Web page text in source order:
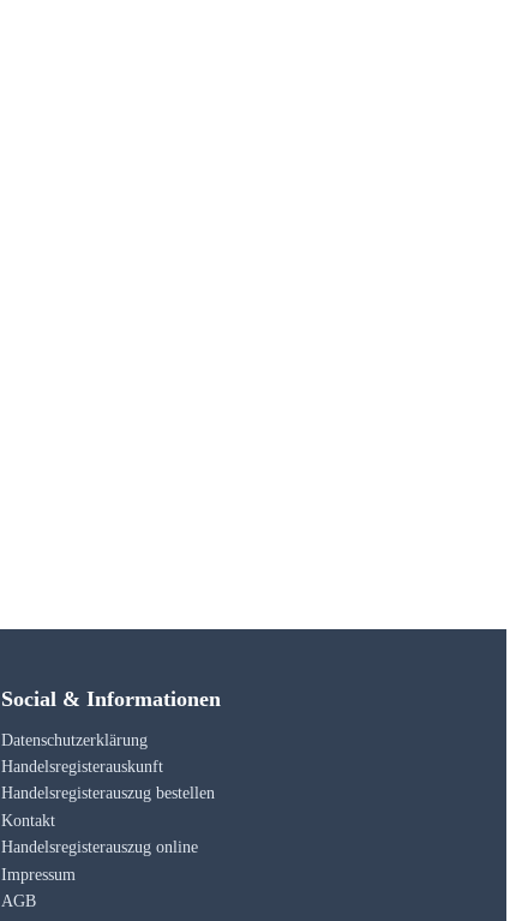
Social & Informationen
Datenschutzerklärung
Handelsregisterauskunft
Handelsregisterauszug bestellen
Kontakt
Handelsregisterauszug online
Impressum
AGB